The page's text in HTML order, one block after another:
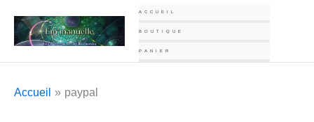
contenu
ACCUEIL
BOUTIQUE
PANIER
Accueil paypal